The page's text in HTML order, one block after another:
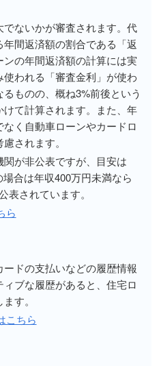
ないかが審査されます。代
間返済額の割合である「返
の年間返済額の計算には実
われる「審査金利」が使わ
ものの、概ね3%前後という
て計算されます。また、年
く自動車ローンやカードロ
されます。
が非公表ですが、目安は
合は年収400万円未満なら
表されています。
ら
ドの支払いなどの履歴情報
ブな履歴があると、住宅ロ
す。
こちら